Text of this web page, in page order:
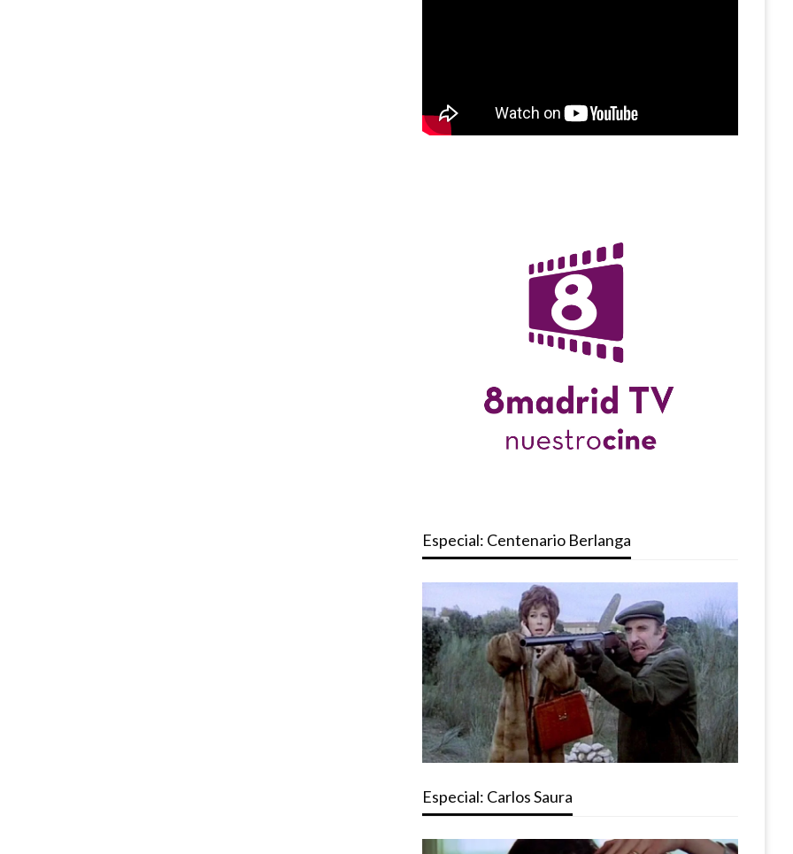
Especial: Centenario Berlanga
Especial: Carlos Saura